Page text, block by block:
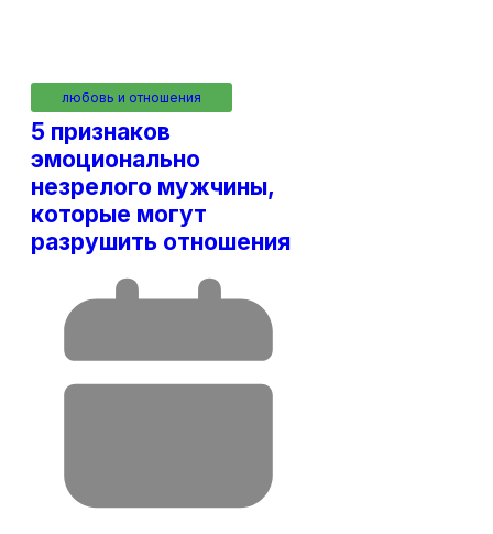
любовь и отношения
5 признаков
эмоционально
незрелого мужчины,
которые могут
разрушить отношения